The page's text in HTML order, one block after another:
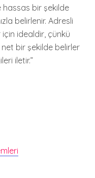
hassas bir şekilde
belirlenir. Adresli
idealdir, çünkü
bir şekilde belirler
iletir.”